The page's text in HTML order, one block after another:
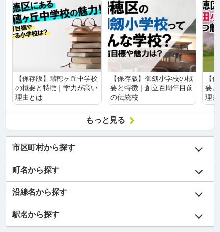
【保存版】瑞穂ヶ丘中学校
の概要と特徴｜学力が高い
理由とは
【保存版】御劔小学校の概
要と特徴｜創立百周年目前
の伝統校
【
要
理
もっと見る
市区町村から探す
町名から探す
沿線名から探す
駅名から探す